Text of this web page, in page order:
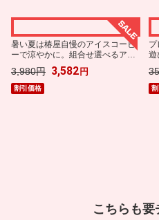
キャンペー
暑い夏は椿屋自慢のアイスコーヒ
ーで涼やかに。組合せ選べるアイ
スコーヒー2本セット
3,980円 3,582 円
割引価格
プ
遊
こちらも要